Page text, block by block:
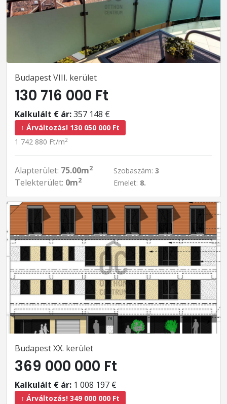
Budapest VIII. kerület
130 716 000 Ft
Kalkulált € ár:357 148 €
↑ Árváltozás! 130 050 000 Ft
1 742 880 Ft/m2
Alapterület: 75.00m2
Telekterület: 0m2
Szobaszám: 3
Emelet: 8.
Budapest XX. kerület
369 000 000 Ft
Kalkulált € ár: 1 008 197 €
↑ Árváltozás! 349 000 000 Ft